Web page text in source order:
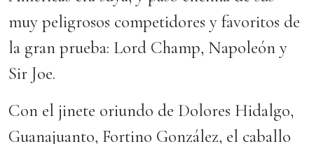
muy peligrosos competidores y favoritos de
la gran prueba: Lord Champ, Napoleón y
Sir Joe.
Con el jinete oriundo de Dolores Hidalgo,
Guanajuanto, Fortino González, el caballo